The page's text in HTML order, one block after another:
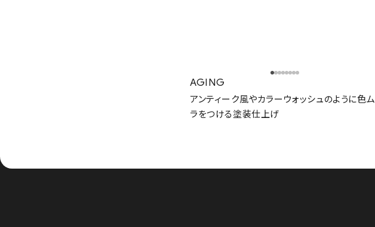
AGING
アンティーク風やカラーウォッシュのように色ム
ラをつける塗装仕上げ